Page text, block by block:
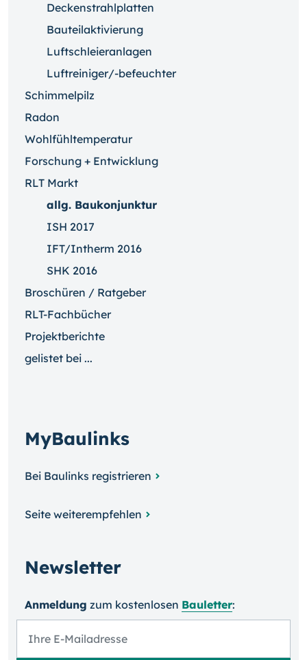
Deckenstrahlplatten
Bauteilaktivierung
Luftschleieranlagen
Luftreiniger/-befeuchter
Schimmelpilz
Radon
Wohlfühltemperatur
Forschung + Entwicklung
RLT Markt
allg. Baukonjunktur
ISH 2017
IFT/Intherm 2016
SHK 2016
Broschüren / Ratgeber
RLT-Fachbücher
Projektberichte
gelistet bei ...
MyBaulinks
Bei Baulinks registrieren
Seite weiterempfehlen
Newsletter
Anmeldung zum kosten­losen Bauletter: